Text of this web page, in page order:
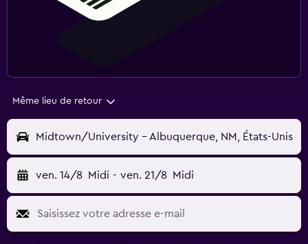
Même lieu de retour
Midtown/University - Albuquerque, NM, États-Unis
ven. 14/8 Midi - ven. 21/8 Midi